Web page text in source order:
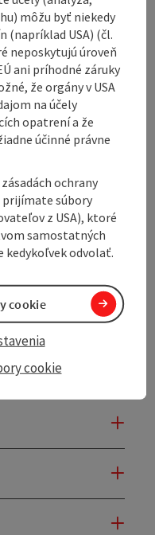
the idyllic
you the perfect
of this region.
môžu byť niekedy
(napríklad USA) (čl.
neposkytujú úroveň
ani príhodné záruky
že orgány v USA
na účely
opatrení a že
účinné právne
ochrany
prijímate súbory
z USA), ktoré
samostatných
kedykoľvek odvolať.
cookie
cookie